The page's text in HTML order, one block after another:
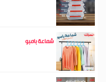
شماعة بامبو